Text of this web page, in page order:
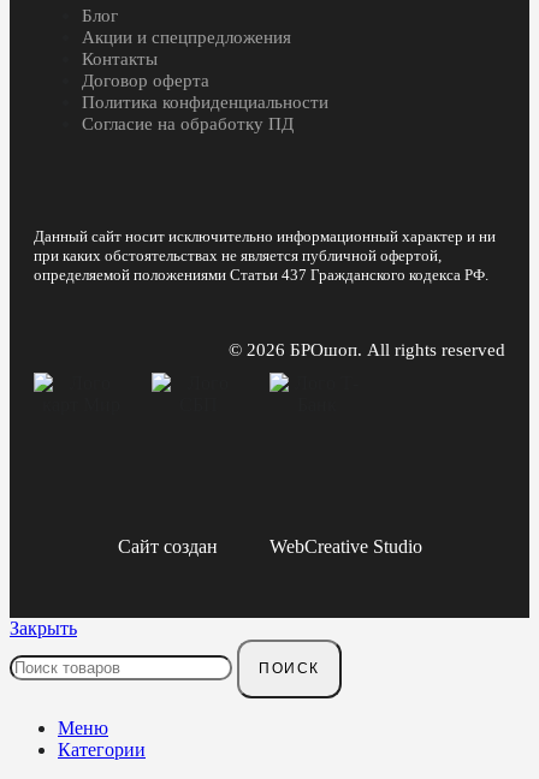
Блог
Акции и спецпредложения
Контакты
Договор оферта
Политика конфиденциальности
Согласие на обработку ПД
Данный сайт носит исключительно информационный характер и ни
при каких обстоятельствах не является публичной офертой,
определяемой положениями Статьи 437 Гражданского кодекса РФ.
© 2026 БРОшоп. All rights reserved
Сайт создан WebCreative Studio
Закрыть
ПОИСК
Меню
Категории